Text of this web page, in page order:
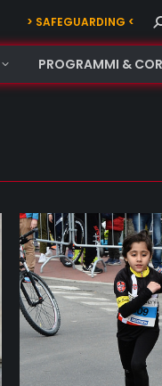
> SAFEGUARDING <
PROGRAMMI &